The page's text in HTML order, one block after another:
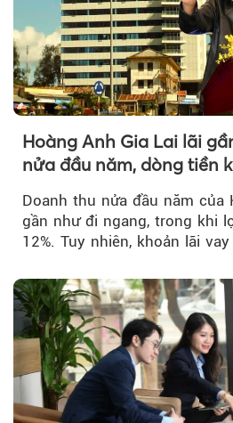
Hoàng Anh Gia Lai lãi
nửa đầu năm, dòng tiền
Doanh thu nửa đầu năm của
gần như đi ngang, trong khi
12%. Tuy nhiên, khoản lãi